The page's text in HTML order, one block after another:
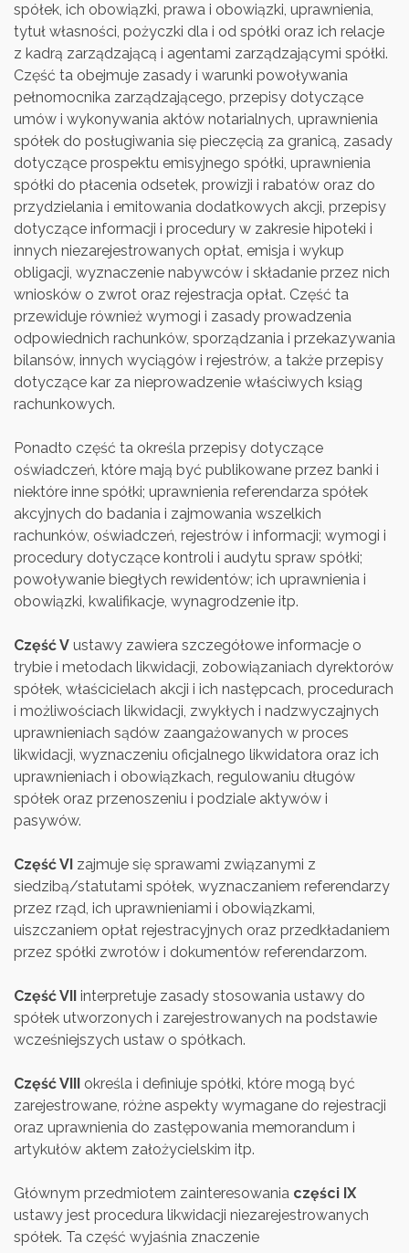
spółek, ich obowiązki, prawa i obowiązki, uprawnienia,
tytuł własności, pożyczki dla i od spółki oraz ich relacje
z kadrą zarządzającą i agentami zarządzającymi spółki.
Część ta obejmuje zasady i warunki powoływania
pełnomocnika zarządzającego, przepisy dotyczące
umów i wykonywania aktów notarialnych, uprawnienia
spółek do posługiwania się pieczęcią za granicą, zasady
dotyczące prospektu emisyjnego spółki, uprawnienia
spółki do płacenia odsetek, prowizji i rabatów oraz do
przydzielania i emitowania dodatkowych akcji, przepisy
dotyczące informacji i procedury w zakresie hipoteki i
innych niezarejestrowanych opłat, emisja i wykup
obligacji, wyznaczenie nabywców i składanie przez nich
wniosków o zwrot oraz rejestracja opłat. Część ta
przewiduje również wymogi i zasady prowadzenia
odpowiednich rachunków, sporządzania i przekazywania
bilansów, innych wyciągów i rejestrów, a także przepisy
dotyczące kar za nieprowadzenie właściwych ksiąg
rachunkowych.
Ponadto część ta określa przepisy dotyczące
oświadczeń, które mają być publikowane przez banki i
niektóre inne spółki; uprawnienia referendarza spółek
akcyjnych do badania i zajmowania wszelkich
rachunków, oświadczeń, rejestrów i informacji; wymogi i
procedury dotyczące kontroli i audytu spraw spółki;
powoływanie biegłych rewidentów; ich uprawnienia i
obowiązki, kwalifikacje, wynagrodzenie itp.
Część V ustawy zawiera szczegółowe informacje o
trybie i metodach likwidacji, zobowiązaniach dyrektorów
spółek, właścicielach akcji i ich następcach, procedurach
i możliwościach likwidacji, zwykłych i nadzwyczajnych
uprawnieniach sądów zaangażowanych w proces
likwidacji, wyznaczeniu oficjalnego likwidatora oraz ich
uprawnieniach i obowiązkach, regulowaniu długów
spółek oraz przenoszeniu i podziale aktywów i
pasywów.
Część VI zajmuje się sprawami związanymi z
siedzibą/statutami spółek, wyznaczaniem referendarzy
przez rząd, ich uprawnieniami i obowiązkami,
uiszczaniem opłat rejestracyjnych oraz przedkładaniem
przez spółki zwrotów i dokumentów referendarzom.
Część VII interpretuje zasady stosowania ustawy do
spółek utworzonych i zarejestrowanych na podstawie
wcześniejszych ustaw o spółkach.
Część VIII określa i definiuje spółki, które mogą być
zarejestrowane, różne aspekty wymagane do rejestracji
oraz uprawnienia do zastępowania memorandum i
artykułów aktem założycielskim itp.
Głównym przedmiotem zainteresowania części IX
ustawy jest procedura likwidacji niezarejestrowanych
spółek. Ta część wyjaśnia znaczenie